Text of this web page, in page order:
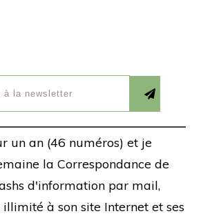
un an (46 numéros) et je
la Correspondance de
d'information par mail,
illimité à son site Internet et ses